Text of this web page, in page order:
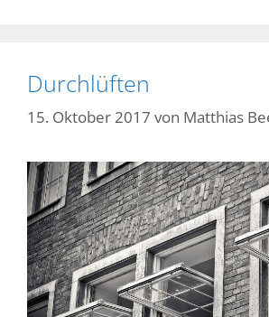
Durchlüften
15. Oktober 2017 von Matthias